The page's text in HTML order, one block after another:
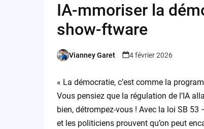
IA-mmoriser la
show-ftware
Posted
Vianney Garet 4 février 2026
« La démocratie, c’est comme la
Vous pensiez que la régulation de l’IA
bien, détrompez-vous ! Avec la loi SB
et les politiciens prouvent qu’on peut